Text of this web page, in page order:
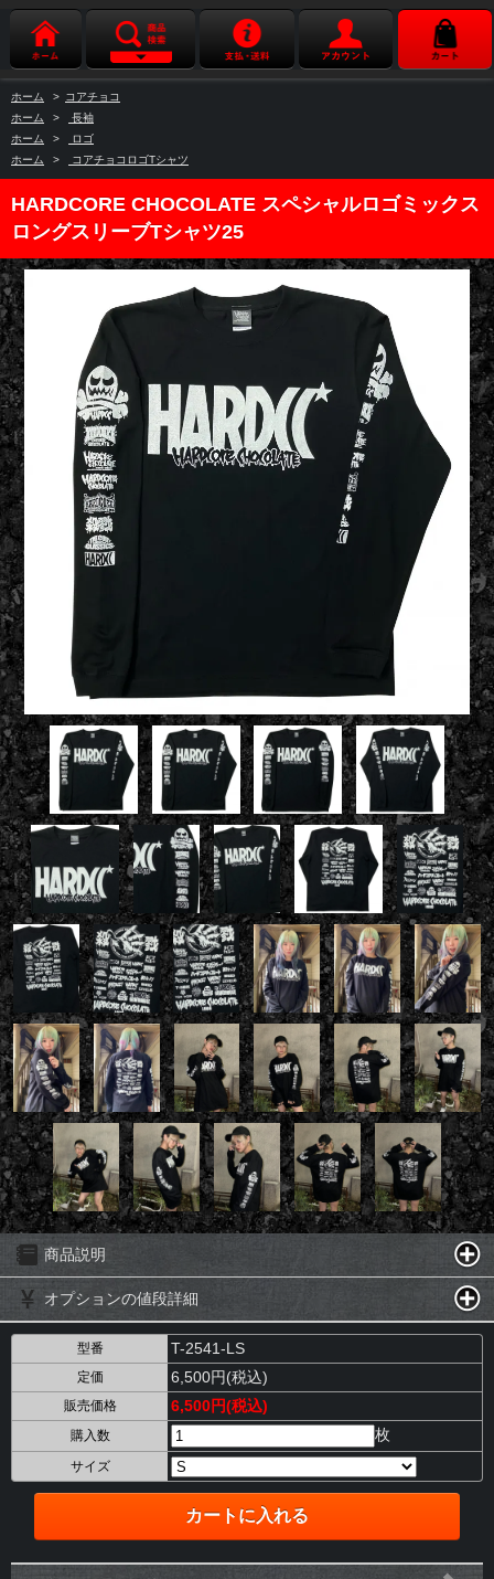
ホーム > コアチョコ
ホーム
>
長袖
ホーム
>
ロゴ
ホーム
> コアチョコロゴTシャツ
HARDCORE CHOCOLATE スペシャルロゴミックス
ロングスリーブTシャツ25
商品説明
オプションの値段詳細
型番 T-2541-LS
定価 6,500円(税込)
販売価格 6,500円(税込)
購入数 枚
サイズ